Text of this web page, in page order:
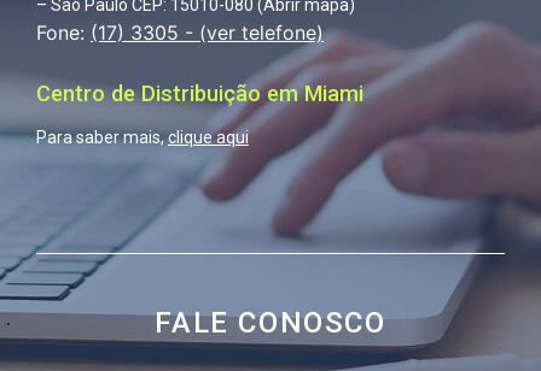
– São Paulo CEP: 15010-080 (Abrir mapa)
Fone: (17) 3305 - (ver telefone)
Centro de Distribuição em Miami
Para saber mais,clique aqui
FALE CONOSCO